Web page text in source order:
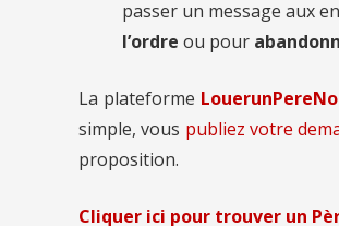
passer un message aux
l’ordre ou pour
La plateforme
simple, vous publiez votre
proposition.
Cliquer ici pour trouver un